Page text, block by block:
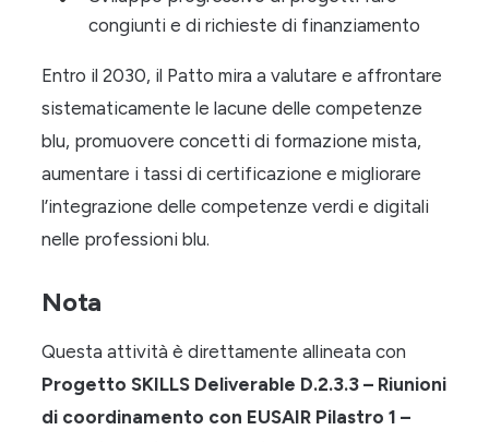
congiunti e di richieste di finanziamento
Entro il 2030, il Patto mira a valutare e affrontare
sistematicamente le lacune delle competenze
blu, promuovere concetti di formazione mista,
aumentare i tassi di certificazione e migliorare
l’integrazione delle competenze verdi e digitali
nelle professioni blu.
Nota
Questa attività è direttamente allineata con
Progetto SKILLS Deliverable D.2.3.3 – Riunioni
di coordinamento con EUSAIR Pilastro 1 –